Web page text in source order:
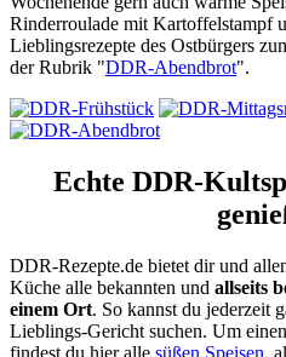
Rinderroulade mit Kartoffelstampf
Lieblingsrezepte des Ostbürgers
der Rubrik "DDR-Abendbrot".
Echte DDR-
DDR-Rezepte.de bietet dir und
Küche alle bekannten und allseits
einem Ort. So kannst du jederzeit
Lieblings-Gericht suchen. Um
findest du hier alle süßen Speisen,